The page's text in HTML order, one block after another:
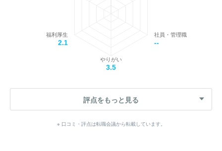
社員・管理職
--
やりがい
3.5
福利厚生
2.1
評点をもっと見る
※ 口コミ・評点は転職会議から転載しています。